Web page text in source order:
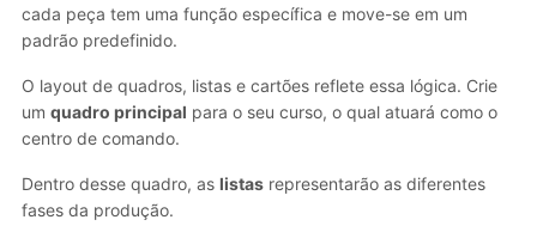
cada peça tem uma função específica e move-se em um
padrão predefinido.
O layout de quadros, listas e cartões reflete essa lógica. Crie
um quadro principal para o seu curso, o qual atuará como o
centro de comando.
Dentro desse quadro, as listas representarão as diferentes
fases da produção.